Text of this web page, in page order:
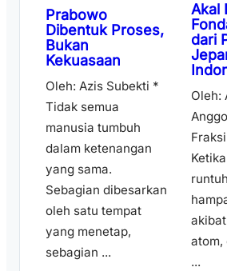
Prabowo
Dibentuk Proses,
Bukan
Kekuasaan
Oleh: Azis Subekti *
Tidak semua
manusia tumbuh
dalam ketenangan
yang sama.
Sebagian dibesarkan
oleh satu tempat
yang menetap,
sebagian ...
Akal
dari
Oleh:
atom,
...